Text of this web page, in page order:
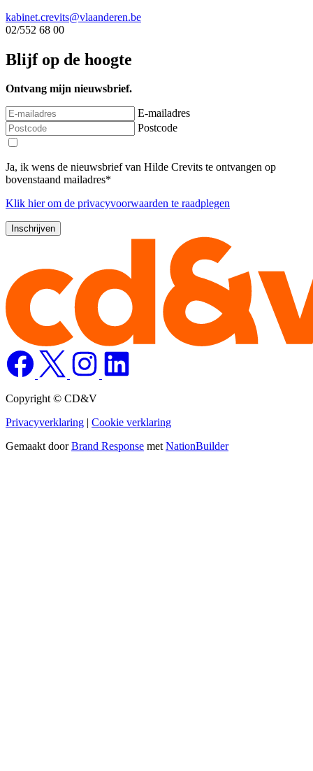
kabinet.crevits@vlaanderen.be
02/552 68 00
Blijf op de hoogte
Ontvang mijn nieuwsbrief.
E-mailadres
Postcode
Ja, ik wens de nieuwsbrief van Hilde Crevits te ontvangen op
bovenstaand mailadres*
Klik hierom de privacyvoorwaarden te raadplegen
Copyright © CD&V
Privacyverklaring | Cookie verklaring
Gemaakt doorBrand Response metNationBuilder